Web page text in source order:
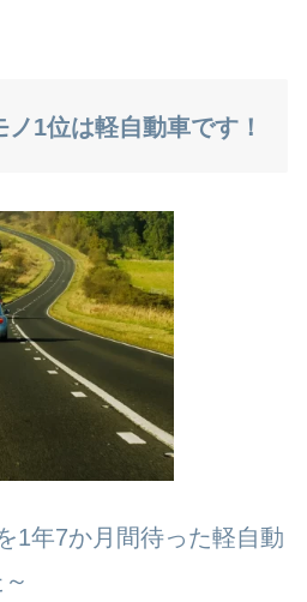
1位は軽自動車です！
1年7か月間待った軽自動